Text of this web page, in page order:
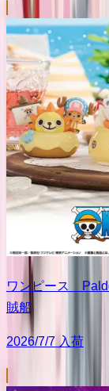
ワンピース
賊船
2026/7/7 入荷